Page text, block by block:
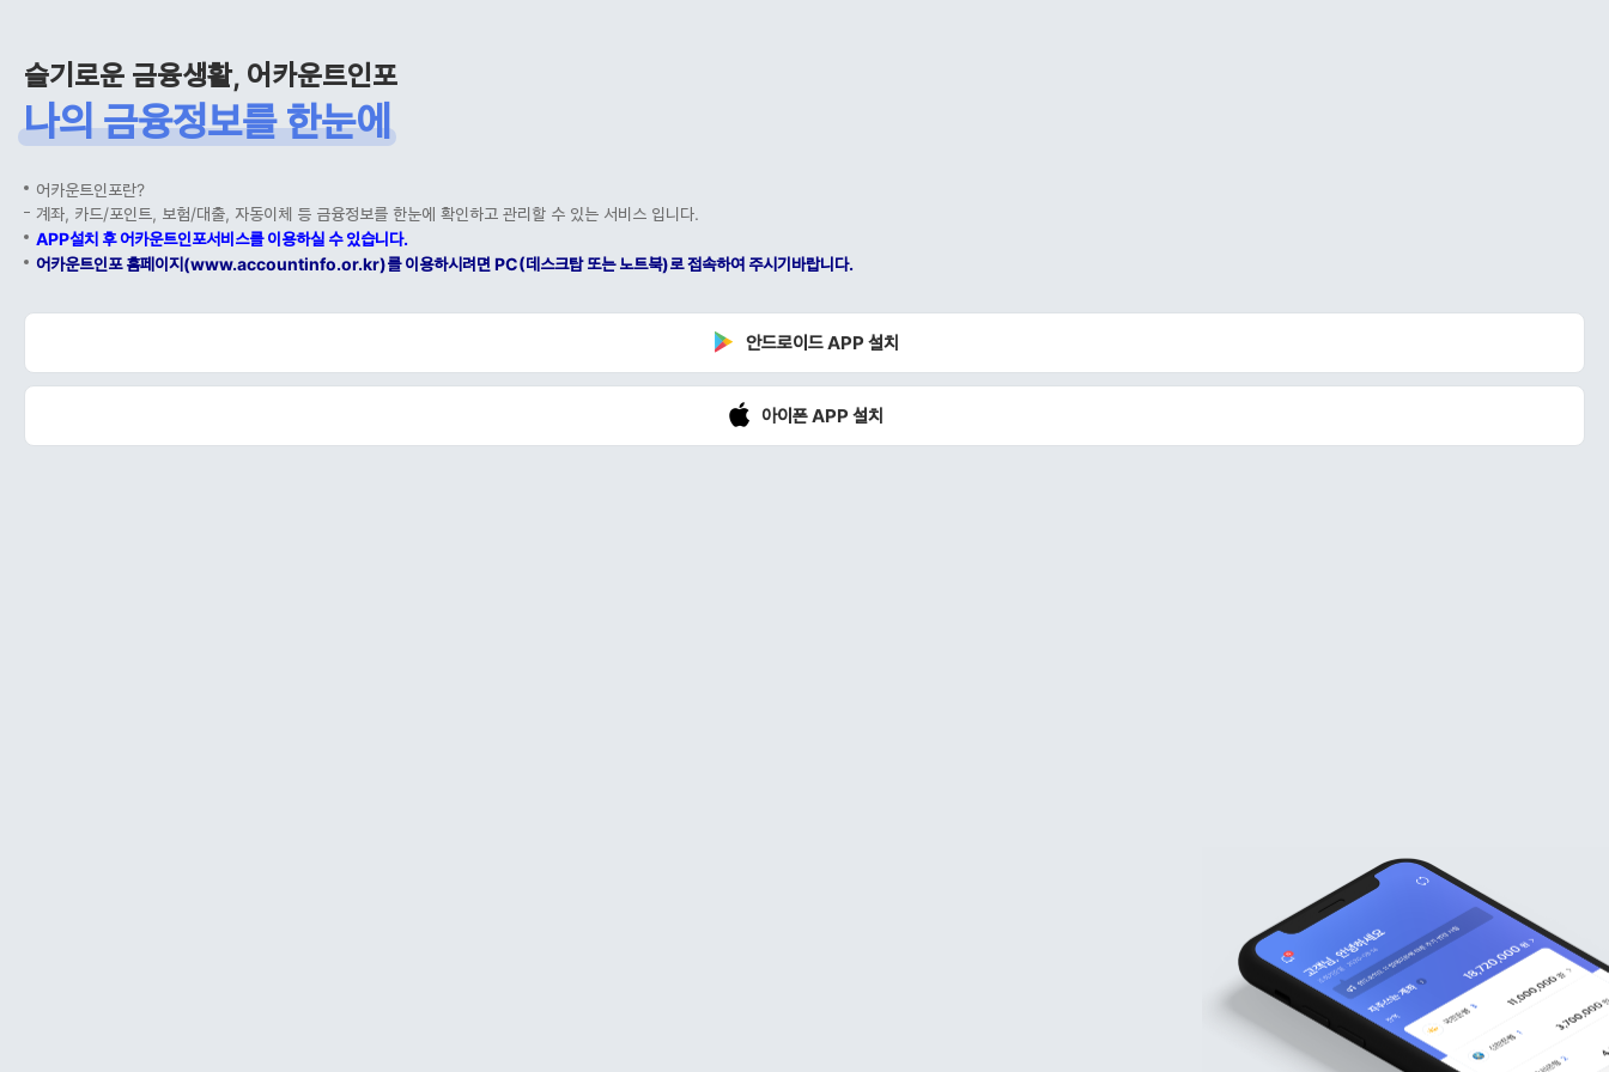
슬기로운 금융생활, 어카운트인포
나의 금융정보를 한눈에
어카운트인포란?
계좌, 카드/포인트, 보험/대출, 자동이체 등 금융정보를 한눈에 확인하고 관리할 수 있는 서비스 입니다.
APP설치 후 어카운트인포서비스를 이용하실 수 있습니다.
어카운트인포 홈페이지(www.accountinfo.or.kr)를 이용하시려면 PC(데스크탑 또는 노트북)로 접속하여 주시기바랍니다.
안드로이드 APP 설치
아이폰 APP 설치